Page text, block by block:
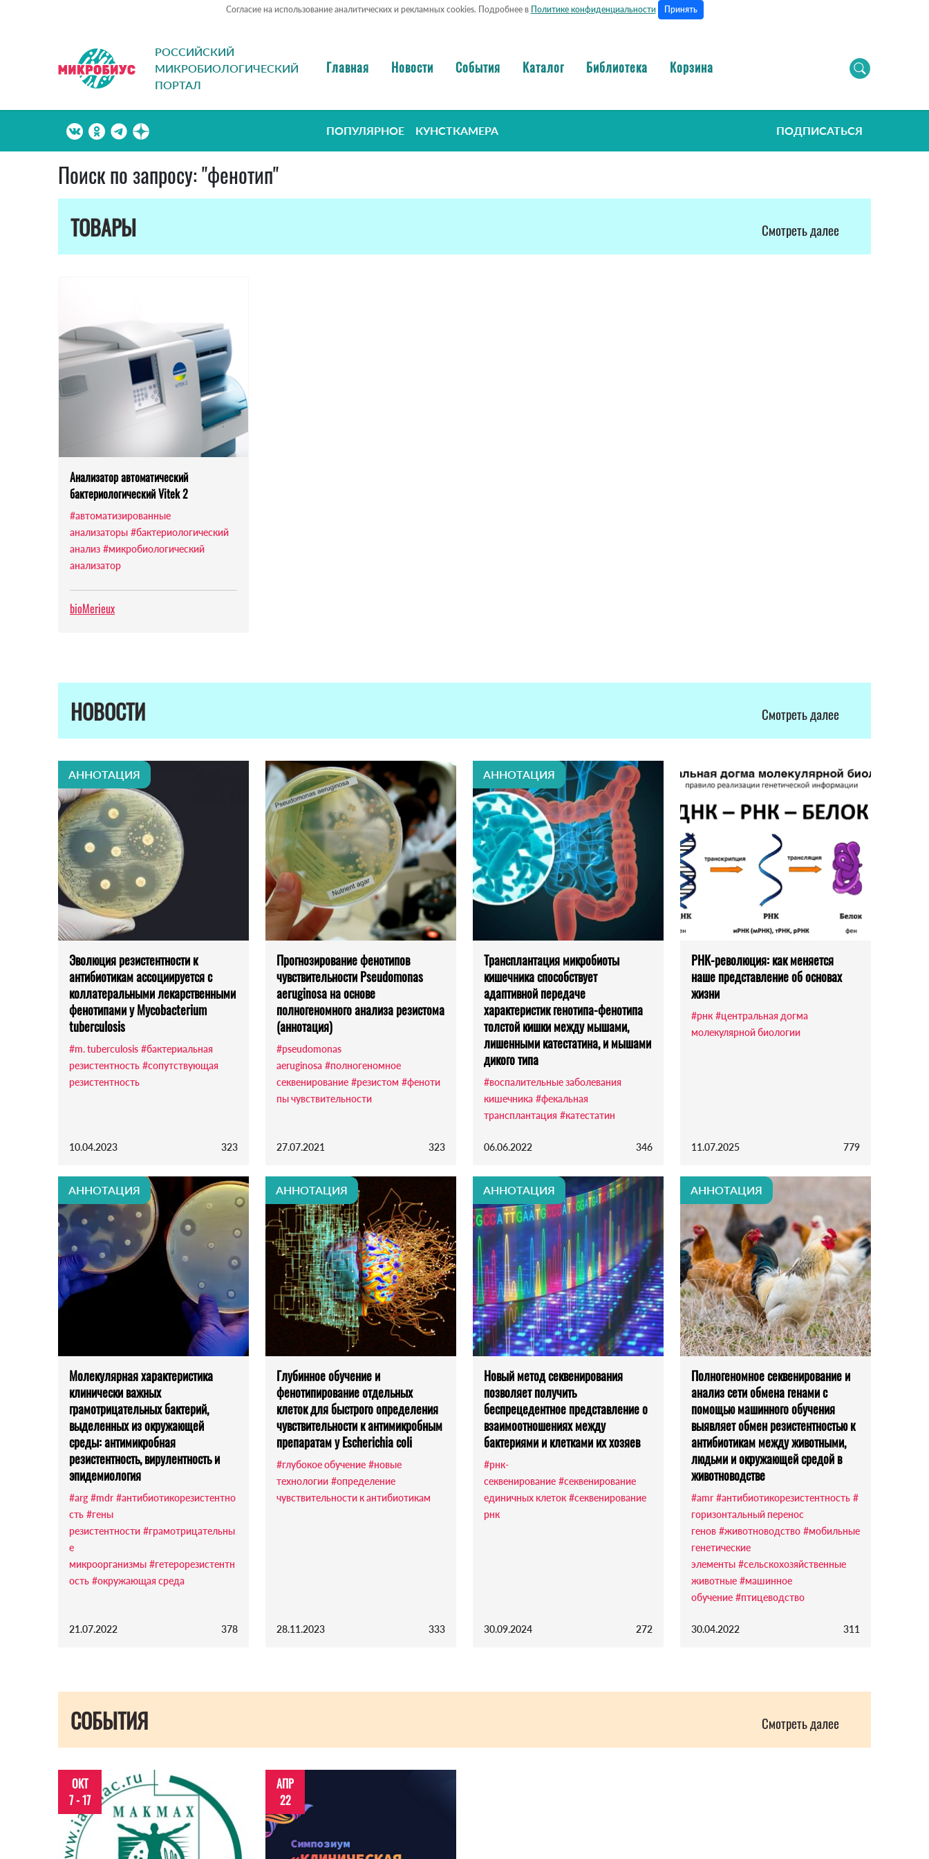
Согласие на использование аналитических и рекламных cookies. Подробнее в Политике конфиденциальности Принять
РОССИЙСКИЙ
МИКРОБИОЛОГИЧЕСКИЙ
ПОРТАЛ
Главная Новости События Каталог Библиотека Корзина
ПОПУЛЯРНОЕ КУНСТКАМЕРА ПОДПИСАТЬСЯ
Поиск по запросу: "фенотип"
ТОВАРЫ
Смотреть далее
Анализатор автоматический
бактериологический Vitek 2
#автоматизированные
анализаторы #бактериологический
анализ #микробиологический
анализатор
bioMerieux
НОВОСТИ Смотреть далее
АННОТАЦИЯ
Эволюция резистентности к
антибиотикам ассоциируется с
коллатеральными лекарственными
фенотипами у Mycobacterium
tuberculosis
#m. tuberculosis #бактериальная
резистентность #сопутствующая
резистентность
10.04.2023 323
Прогнозирование фенотипов
чувствительности Pseudomonas
aeruginosa на основе
полногеномного анализа резистома
(аннотация)
#pseudomonas
aeruginosa #полногеномное
секвенирование #резистом #феноти
пы чувствительности
27.07.2021 323
АННОТАЦИЯ
Трансплантация микробиоты
кишечника способствует
адаптивной передаче
характеристик генотипа-фенотипа
толстой кишки между мышами,
лишенными катестатина, и мышами
дикого типа
#воспалительные заболевания
кишечника #фекальная
трансплантация #катестатин
06.06.2022 346
РНК-революция: как меняется
наше представление об основах
жизни
#рнк #центральная догма
молекулярной биологии
11.07.2025 779
АННОТАЦИЯ
Молекулярная характеристика
клинически важных
грамотрицательных бактерий,
выделенных из окружающей
среды: антимикробная
резистентность, вирулентность и
эпидемиология
#arg #mdr #антибиотикорезистентно
сть #гены
резистентности #грамотрицательны
е
микроорганизмы #гетерорезистентн
ость #окружающая среда
21.07.2022 378
АННОТАЦИЯ
Глубинное обучение и
фенотипирование отдельных
клеток для быстрого определения
чувствительности к антимикробным
препаратам у Escherichia coli
#глубокое обучение #новые
технологии #определение
чувствительности к антибиотикам
28.11.2023 333
АННОТАЦИЯ
Новый метод секвенирования
позволяет получить
беспрецедентное представление о
взаимоотношениях между
бактериями и клетками их хозяев
#рнк-
секвенирование #секвенирование
единичных клеток #секвенирование
рнк
30.09.2024 272
АННОТАЦИЯ
Полногеномное секвенирование и
анализ сети обмена генами с
помощью машинного обучения
выявляет обмен резистентностью к
антибиотикам между животными,
людьми и окружающей средой в
животноводстве
#amr #антибиотикорезистентность #
горизонтальный перенос
генов #животноводство #мобильные
генетические
элементы #сельскохозяйственные
животные #машинное
обучение #птицеводство
30.04.2022 311
СОБЫТИЯ Смотреть далее
ОКТ
7 - 17
АПР
22